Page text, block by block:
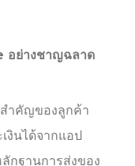
อย่างชาญฉลาด
ำคัญของลูกค้า
งินได้จากแอป
กฐานการส่งของ